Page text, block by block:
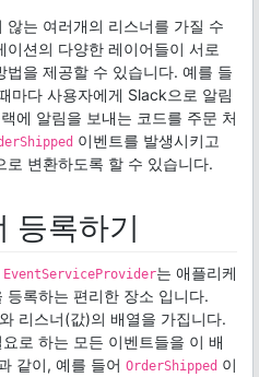
는 여러개의 리스너를 가질 수
션의 다양한 레이어들이 서로
을 제공할 수 있습니다. 예를 들
마다 사용자에게 Slack으로 알림
에 알림을 보내는 코드를 주문 처
이벤트를 발생시키고
변환하도록 할 수 있습니다.
등록하기
EventServiceProvider는 애플리케
등록하는 편리한 장소 입니다.
리스너(값)의 배열을 가집니다.
로 하는 모든 이벤트들을 이 배
같이, 예를 들어 OrderShipped 이